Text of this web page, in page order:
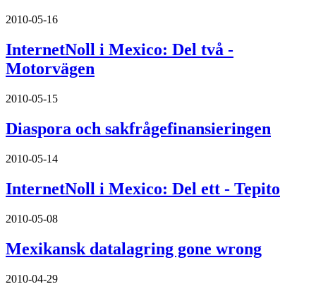
2010-05-16
InternetNoll i Mexico: Del två -
Motorvägen
2010-05-15
Diaspora och sakfrågefinansieringen
2010-05-14
InternetNoll i Mexico: Del ett - Tepito
2010-05-08
Mexikansk datalagring gone wrong
2010-04-29